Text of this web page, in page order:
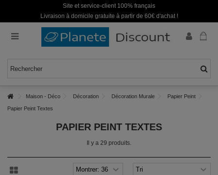
Site et service-client 100% français
Livraison à domicile gratuite à partir de 60€ d'achat !
Maison - Déco Décoration Décoration Murale Papier Peint
Papier Peint Textes
PAPIER PEINT TEXTES
Il y a 29 produits.